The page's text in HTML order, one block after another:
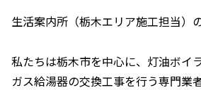
生活案内所（栃木エリア施工担当）
私たちは栃木市を中心に、灯油ボイ
ガス給湯器の交換工事を行う専門業